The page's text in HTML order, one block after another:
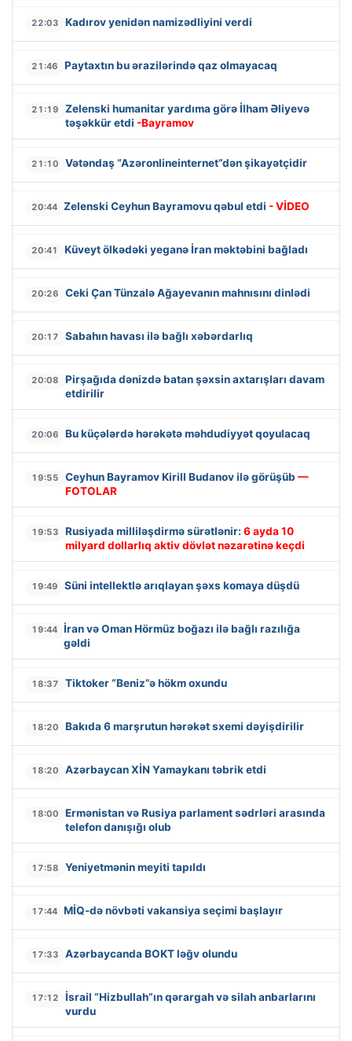
22:03 Kadırov yenidən namizədliyini verdi
21:46 Paytaxtın bu ərazilərində qaz olmayacaq
21:19
Zelenski humanitar yardıma görə İlham Əliyevə
təşəkkür etdi -Bayramov
21:10 Vətəndaş “Azəronlineinternet”dən şikayətçidir
20:44 Zelenski Ceyhun Bayramovu qəbul etdi - VİDEO
20:41 Küveyt ölkədəki yeganə İran məktəbini bağladı
20:26 Ceki Çan Tünzalə Ağayevanın mahnısını dinlədi
20:17 Sabahın havası ilə bağlı xəbərdarlıq
20:08
Pirşağıda dənizdə batan şəxsin axtarışları davam
etdirilir
20:06 Bu küçələrdə hərəkətə məhdudiyyət qoyulacaq
19:55 Ceyhun Bayramov Kirill Budanov ilə görüşüb —
FOTOLAR
19:53 Rusiyada milliləşdirmə sürətlənir: 6 ayda 10
milyard dollarlıq aktiv dövlət nəzarətinə keçdi
19:49 Süni intellektlə arıqlayan şəxs komaya düşdü
19:44 İran və Oman Hörmüz boğazı ilə bağlı razılığa
gəldi
18:37 Tiktoker “Beniz”ə hökm oxundu
18:20 Bakıda 6 marşrutun hərəkət sxemi dəyişdirilir
18:20 Azərbaycan XİN Yamaykanı təbrik etdi
18:00
Ermənistan və Rusiya parlament sədrləri arasında
telefon danışığı olub
17:58 Yeniyetmənin meyiti tapıldı
17:44 MİQ-də növbəti vakansiya seçimi başlayır
17:33 Azərbaycanda BOKT ləğv olundu
17:12
İsrail “Hizbullah”ın qərargah və silah anbarlarını
vurdu